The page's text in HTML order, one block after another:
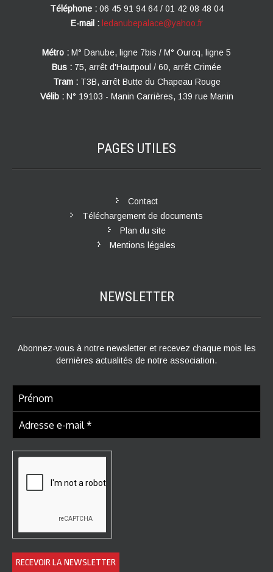
Téléphone : 06 45 91 94 64 / 01 42 08 48 04
E-mail : ledanubepalace@yahoo.fr
Métro : M° Danube, ligne 7bis / M° Ourcq, ligne 5
Bus : 75, arrêt d'Hautpoul / 60, arrêt Crimée
Tram : T3B, arrêt Butte du Chapeau Rouge
Vélib : N° 19103 - Manin Carrières, 139 rue Manin
PAGES UTILES
Contact
Téléchargement de documents
Plan du site
Mentions légales
NEWSLETTER
Abonnez-vous à notre newsletter et recevez chaque mois les
dernières actualités de notre association.